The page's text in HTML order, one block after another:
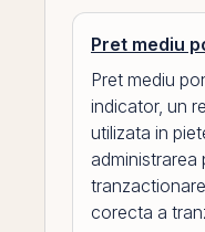
Pret mediu
Pret mediu
indicator, un
utilizata in
administrarea
corecta a